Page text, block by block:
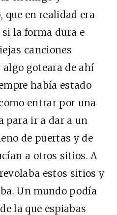
que en realidad era
la forma dura e
canciones
goteara de ahí
había estado
entrar por una
para ir a dar a un
de puertas y de
a otros sitios. A
estos sitios y
Un mundo podía
la que espiabas